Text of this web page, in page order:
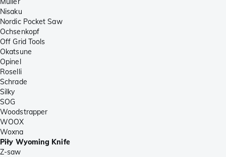
Nisaku
Nordic Pocket Saw
Ochsenkopf
Off Grid Tools
Okatsune
Opinel
Roselli
Schrade
Silky
SOG
Woodstrapper
WOOX
Woxna
Piły Wyoming Knife
Z-saw